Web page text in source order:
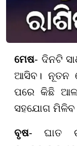
ମେଷ- ଦିନଟି
ଆସିବ। ନୂତନ
ପରେ କିଛି
ସହଯୋଗ
ବୃଷ- ଘାତ